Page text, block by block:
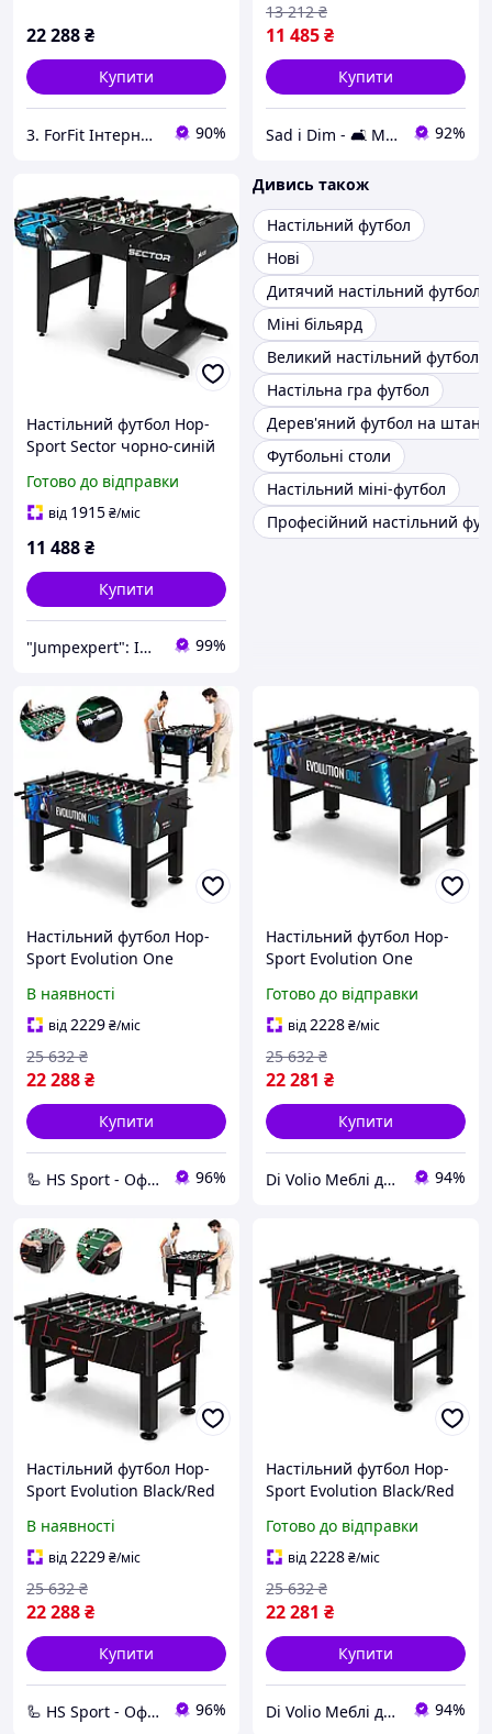
22 288₴
Купити
3. ForFit Інтернет-магазин спортивних товарів 90%
11 485₴
13 212 ₴
Купити
Sad i Dim - 🛋️ Меблі для дому та саду🏡 92%
Настільний футбол Hop-
Sport Sector чорно-синій
Готово до відправки
від 1915₴/міс
11 488₴
Купити
"Jumpexpert": Інтернет-магазин товарів для активного відпочинку та спорту! 99%
Дивись також
Настільний футбол
Нові
Дитячий настільний футбол
Міні більярд
Великий настільний футбол
Настільна гра футбол
Дерев'яний футбол на
Футбольні столи
Настільний міні-футбол
Професійний настільний
Настільний футбол Hop-
Sport Evolution One
В наявності
від2229₴/міс
22 288₴
25 632 ₴
Купити
🦾 HS Sport - Офіційний дистриб'ютор тренажерів Hop-Sport 96%
Настільний футбол Hop-
Sport Evolution One
Готово до відправки
від2228₴/міс
22 281 ₴
25 632 ₴
Купити
Di Volio Меблі для Дому та Саду 94%
Настільний футбол Hop-
Sport Evolution Black/Red
В наявності
від2229₴/міс
22 288₴
25 632 ₴
Купити
🦾 HS Sport - Офіційний дистриб'ютор тренажерів Hop-Sport 96%
Настільний футбол Hop-
Sport Evolution Black/Red
Готово до відправки
від2228₴/міс
22 281 ₴
25 632 ₴
Купити
Di Volio Меблі для Дому та Саду 94%